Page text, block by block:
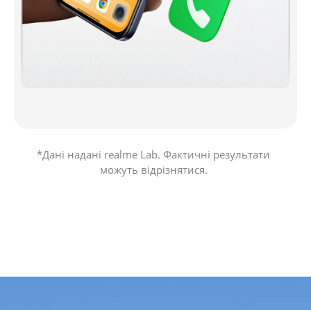
*Дані надані realme Lab. Фактичні результати
можуть відрізнятися.